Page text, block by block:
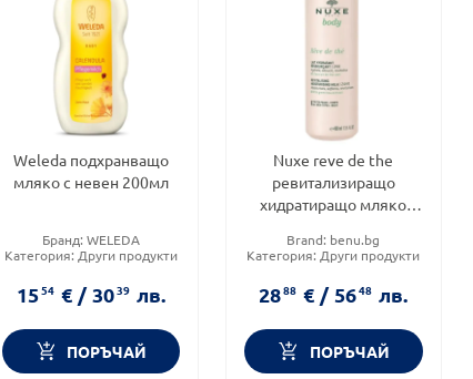
Weleda подхранващо
мляко с невен 200мл
Бранд: WELEDA
Категория: Други продукти
Тип козметика:Натурална
козметика
1554 € / 3039 лв.
ПОРЪЧАЙ
Nuxe reve de the
ревитализиращо
хидратиращо мляко
Brand: benu.bg
Категория: Други продукти
Продуктова линия:REVE DE
THE
2888 € / 5648 лв.
ПОРЪЧАЙ